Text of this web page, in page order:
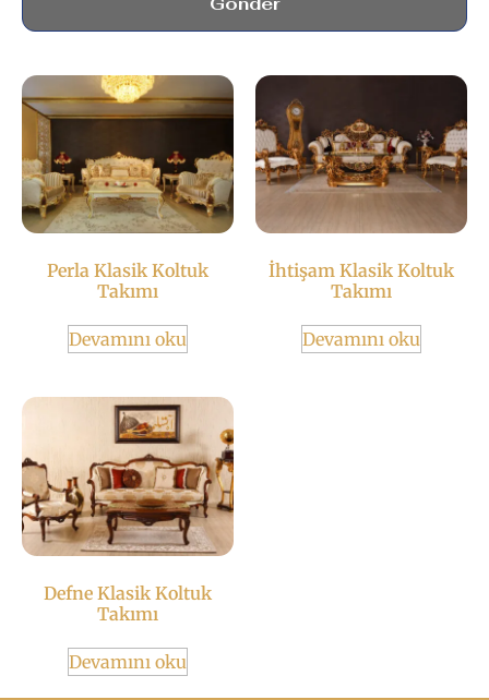
Perla Klasik Koltuk
Takımı
Devamını oku
İhtişam Klasik Koltuk
Takımı
Devamını oku
Defne Klasik Koltuk
Takımı
Devamını oku